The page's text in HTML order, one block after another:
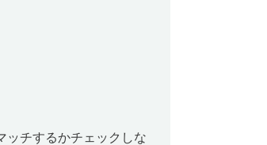
ッチするかチェックしな